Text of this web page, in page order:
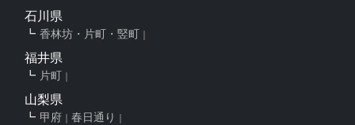
石川県
香林坊・片町・竪町
福井県
片町
山梨県
甲府 春日通り